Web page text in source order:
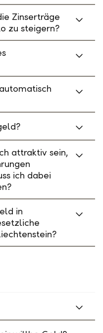
Zinserträge
zu steigern?
attraktiv sein,
ich dabei
in